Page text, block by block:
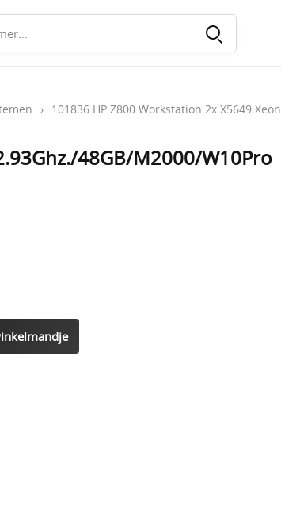
› 101836 HP Z800 Workstation 2x X5649 Xeon
48GB/M2000/W10Pro